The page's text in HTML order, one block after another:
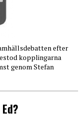
efter
kopplingarna
genom Stefan